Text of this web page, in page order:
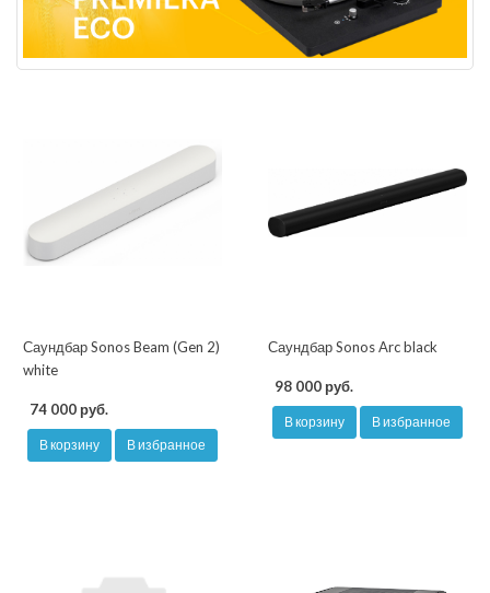
Саундбар Sonos Beam (Gen 2)
white
74 000 руб.
В корзину В избранное
Саундбар Sonos Arc black
98 000 руб.
В корзину В избранное